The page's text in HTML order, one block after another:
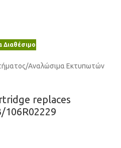
Διαθέσιμο
/Αναλώσιμα Εκτυπωτών
replaces
106R02229